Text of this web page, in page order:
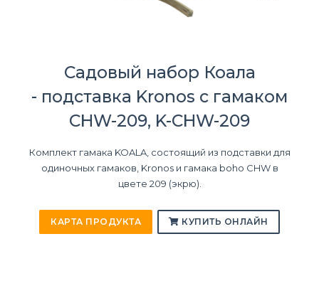
Садовый набор Коала
- подставка Kronos с гамаком
CHW-209, K-CHW-209
Комплект гамака KOALA, состоящий из подставки для
одиночных гамаков, Kronos и гамака boho CHW в
цвете 209 (экрю).
КАРТА ПРОДУКТА КУПИТЬ ОНЛАЙН